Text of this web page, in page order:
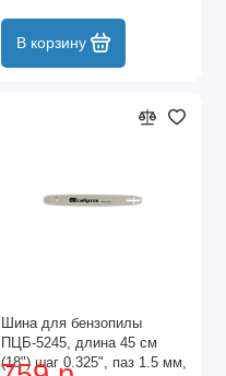
В корзину
Шина для бензопилы
ПЦБ-5245, длина 45 см
(18") шаг 0.325", паз 1.5 мм,